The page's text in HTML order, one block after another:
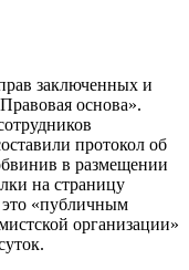
заключенных и
основа».
протокол об
в размещении
на страницу
это «публичным
организации»